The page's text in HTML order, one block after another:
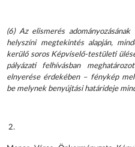
(6) Az elismerés
helyszíni megtekintés alapján,
kerülő soros Képviselő-testületi
pályázati felhívásban
elnyerése érdekében – fénykép
be melynek benyújtási határideje